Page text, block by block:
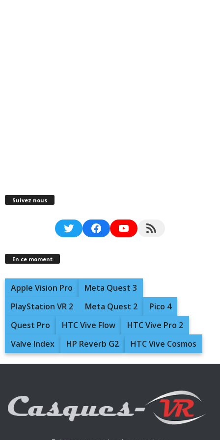
Suivez nous
TwitterFacebookYouTubeRSS Feed
En ce moment
Apple Vision Pro
Meta Quest 3
PlayStation VR 2
Meta Quest 2
Pico 4
Quest Pro
HTC Vive Flow
HTC Vive Pro 2
Valve Index
HP Reverb G2 HTC Vive Cosmos